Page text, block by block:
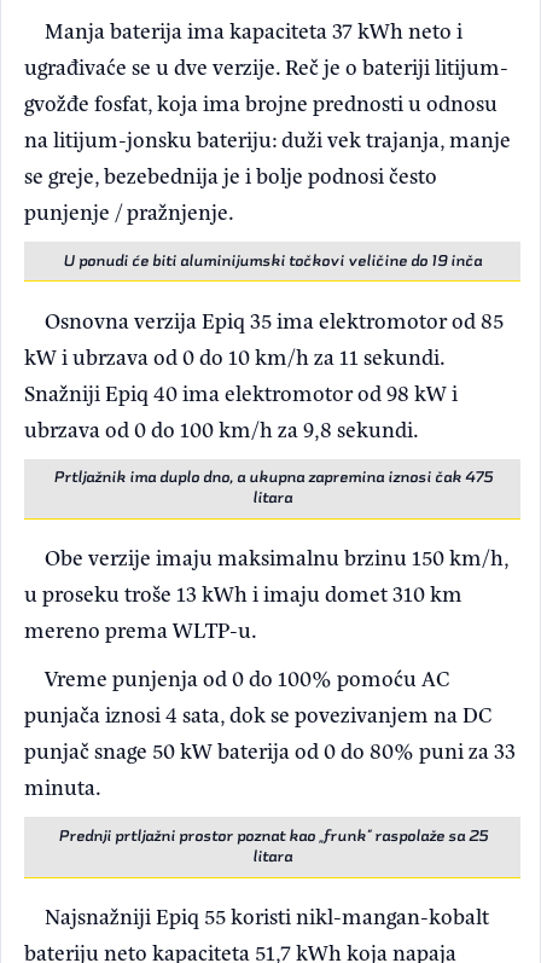
Manja baterija ima kapaciteta 37 kWh neto i
ugrađivaće se u dve verzije. Reč je o bateriji litijum-
gvožđe fosfat, koja ima brojne prednosti u odnosu
na litijum-jonsku bateriju: duži vek trajanja, manje
se greje, bezebednija je i bolje podnosi često
punjenje / pražnjenje.
U ponudi će biti aluminijumski točkovi veličine do 19 inča
Osnovna verzija Epiq 35 ima elektromotor od 85
kW i ubrzava od 0 do 10 km/h za 11 sekundi.
Snažniji Epiq 40 ima elektromotor od 98 kW i
ubrzava od 0 do 100 km/h za 9,8 sekundi.
Prtljažnik ima duplo dno, a ukupna zapremina iznosi čak 475
litara
Obe verzije imaju maksimalnu brzinu 150 km/h,
u proseku troše 13 kWh i imaju domet 310 km
mereno prema WLTP-u.
Vreme punjenja od 0 do 100% pomoću AC
punjača iznosi 4 sata, dok se povezivanjem na DC
punjač snage 50 kW baterija od 0 do 80% puni za 33
minuta.
Prednji prtljažni prostor poznat kao „frunk“ raspolaže sa 25
litara
Najsnažniji Epiq 55 koristi nikl-mangan-kobalt
bateriju neto kapaciteta 51,7 kWh koja napaja